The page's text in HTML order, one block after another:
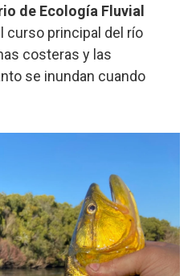
de Ecología Fluvial
curso principal del río
costeras y las
se inundan cuando